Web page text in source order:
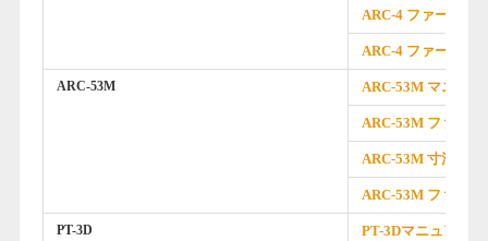
ARC-4 ファームウ
ARC-4 ファームウ
ARC-53M ARC-53M マニュア
ARC-53M ファーム
ARC-53M 寸法図
ARC-53M ファーム
PT-3D PT-3Dマニュアル